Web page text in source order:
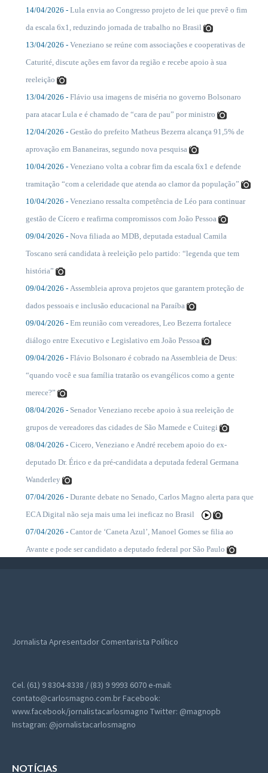
14/04/2026 - Lula envia ao Congresso projeto de lei que prevê o fim
da escala 6x1, reduzindo jornada de trabalho no Brasil
13/04/2026 - Veneziano se reúne com associações e cooperativas de
Caturité, discute ações em favor da região e recebe apoio à sua
reeleição
13/04/2026 - Flávio usa imagens de miséria no governo Bolsonaro
para atacar Lula e é chamado de “cara de pau” por ministro
12/04/2026 - Gestão do prefeito Matheus Bezerra alcança 91,5% de
aprovação em Bananeiras, segundo nova pesquisa
10/04/2026 - Veneziano volta a cobrar fim da escala 6x1 e defende
tramitação “com a celeridade que atenda ao clamor da população”
10/04/2026 - Veneziano ressalta competência de Léo para continuar
gestão de Cícero e reafirma compromissos com João Pessoa
09/04/2026 - Nova filiada ao MDB, deputada estadual Camila
Toscano será candidata à reeleição pelo partido: “legenda que tem
história”
09/04/2026 - Assembleia aprova projetos que garantem proteção de
dados pessoais e inclusão educacional na Paraíba
09/04/2026 - Em reunião com vereadores, Leo Bezerra fortalece
diálogo entre Executivo e Legislativo em João Pessoa
09/04/2026 - Flávio Bolsonaro é cobrado na Assembleia de Deus:
“quando você e sua família tratarão os evangélicos como a gente
merece?”
08/04/2026 - Senador Veneziano recebe apoio à sua reeleição de
grupos de vereadores das cidades de São Mamede e Cuitegi
08/04/2026 - Cicero, Veneziano e André recebem apoio do ex-
deputado Dr. Érico e da pré-candidata a deputada federal Germana
Wanderley
07/04/2026 - Durante debate no Senado, Carlos Magno alerta para que
ECA Digital não seja mais uma lei ineficaz no Brasil
07/04/2026 - Cantor de ‘Caneta Azul’, Manoel Gomes se filia ao
Avante e pode ser candidato a deputado federal por São Paulo
Jornalista Apresentador Comentarista Político
Cel. (61) 9 8304-8338 / (83) 9 9993 6070 e-mail:
contato@carlosmagno.com.br Facebook:
www.facebook/jornalistacarlosmagno Twitter: @magnopb
Instagran: @jornalistacarlosmagno
NOTÍCIAS